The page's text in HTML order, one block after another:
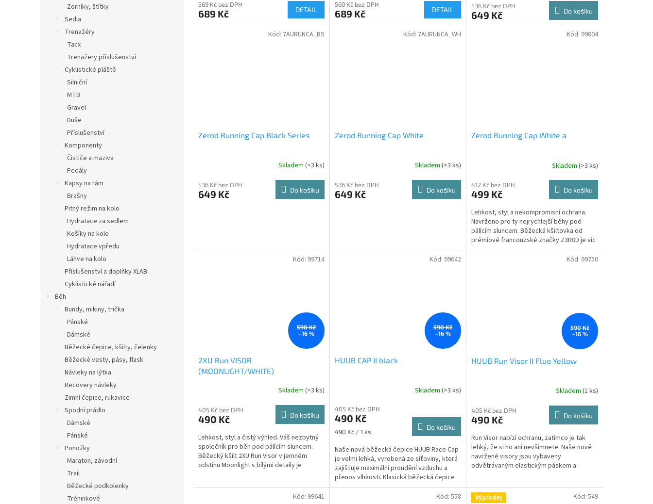
Zorníky, štítky
Sedla
Trenažéry
Tacx
Trenažery příslušenství
Cyklistické pláště
Silniční
MTB
Gravel
Duše
Příslušenství
Komponenty
Čističe a maziva
Pedály
Kapsy na rám
Brašny
Pitný režim na kolo
Hydratace za sedlem
Košíky na kolo
Hydratace vpředu
Láhve na kolo
Příslušenství a doplňky XLAB
Cyklistické nářadí
Běh
Bundy, mikiny, trička
Pánské
Dámské
Běžecké čepice, kšilty, čelenky
Běžecké vesty, pásy, flask
Návleky na lýtka
Recovery návleky
Zimní čepice, rukavice
Spodní prádlo
Dámské
Pánské
Ponožky
Maraton, závodní
Trail
Běžecké podkolenky
Tréninkové
569 Kč bez DPH
689 Kč DETAIL
569 Kč bez DPH
689 Kč DETAIL 536 Kč bez DPH
649 Kč Do košíku
Zerod Running Cap Black Series
Skladem (>3 ks)
536 Kč bez DPH
649 Kč Do košíku
Kód: 7AURUNCA_BS
Zerod Running Cap White
Skladem (>3 ks)
536 Kč bez DPH
649 Kč Do košíku
Kód: 7AURUNCA_WH
Zerod Running Cap White a
Skladem (>3 ks)
412 Kč bez DPH
499 Kč Do košíku
Lehkost, styl a nekompromisní ochrana.
Navrženo pro ty nejrychlejší běhy pod
pálícím sluncem. Běžecká kšiltovka od
prémiové francouzské značky Z3R0D je víc
než jen módní...
Kód: 99804
590 Kč
–16 %
2XU Run VISOR
(MOONLIGHT/WHITE)
Skladem (>3 ks)
405 Kč bez DPH
490 Kč Do košíku
Lehkost, styl a čistý výhled. Váš nezbytný
společník pro běh pod pálícím sluncem.
Běžecký kšilt 2XU Run Visor v jemném
odstínu Moonlight s bílými detaily je
Kód: 99714
590 Kč
–16 %
HUUB CAP II black
Skladem (>3 ks)
405 Kč bez DPH
490 Kč
Měrná
490 Kč / 1 ks
Do košíku
Naše nová běžecká čepice HUUB Race Cap
je velmi lehká, vyrobená ze síťoviny, která
zajišťuje maximální proudění vzduchu a
přenos vlhkosti. Klasická běžecká čepice
je plně...
Kód: 99642
590 Kč
–16 %
HUUB Run Visor II Fluo Yellow
Skladem (1 ks)
405 Kč bez DPH
490 Kč Do košíku
Run Visor nabízí ochranu, zatímco je tak
lehký, že si ho ani nevšimnete. Naše nově
navržené visory jsou vybaveny
odvětrávaným elastickým páskem a
Kód: 99750
Kód: 99641 Kód: 558 Výprodej Kód: 549